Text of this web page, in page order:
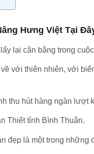
Hưng Việt Tại
lại cân bằng trong
với thiên nhiên, với
thu hút hàng ngàn lượt
Thiết tỉnh Bình Thuận.
đẹp là một trong những